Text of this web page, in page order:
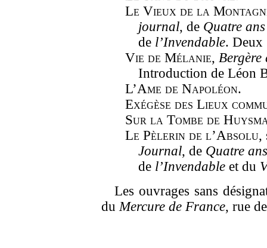
Le Vieux de la
journal, de Quatre
de l’Invendable. Deux
Vie de Mélanie, Bergère
Introduction de Léon
L’Ame de Napoléon.
Exégèse des Lieux
Sur la Tombe de
Le Pèlerin de l’Absolu,
Journal, de Quatre
de l’Invendableet du
Les ouvrages sans
du Mercure de France, rue